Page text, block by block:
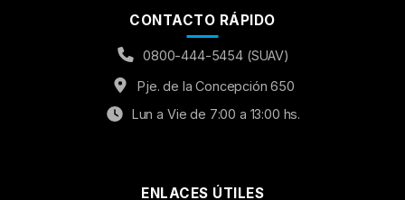
CONTACTO RÁPIDO
0800-444-5454 (SUAV)
Pje. de la Concepción 650
Lun a Vie de 7:00 a 13:00 hs.
ENLACES ÚTILES